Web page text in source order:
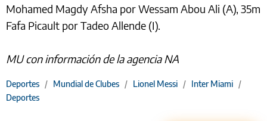
Mohamed Magdy Afsha por Wessam Abou Ali (A), 35m
Fafa Picault por Tadeo Allende (I).
MU con información de la agencia NA
Deportes / Mundial de Clubes / Lionel Messi / Inter Miami /
Deportes